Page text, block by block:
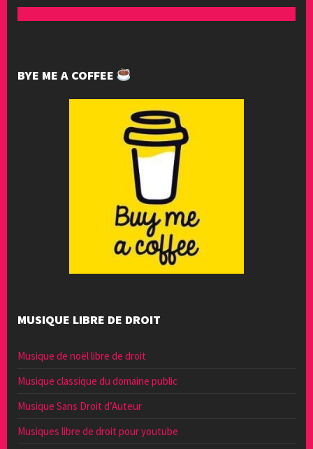
BYE ME A COFFEE
MUSIQUE LIBRE DE DROIT
Musique de noël libre de droit
Musique classique du domaine public
Musique Sans Droit d’Auteur
Musiques libre de droit pour youtube